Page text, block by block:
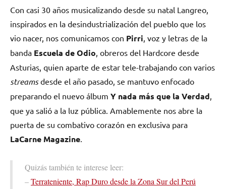
Con casi 30 años musicalizando desde su natal Langreo,
inspirados en la desindustrialización del pueblo que los
vio nacer, nos comunicamos con Pirri , voz y letras de la
banda Escuela de Odio , obreros del Hardcore desde
Asturias, quien aparte de estar tele-trabajando con varios
streamsdesde el año pasado, se mantuvo enfocado
preparando el nuevo álbum Y nada más que la Verdad
que ya salió a la luz pública. Amablemente nos abre la
puerta de su combativo corazón en exclusiva para
LaCarne Magazine
Quizás también te interese leer:
–Terrateniente, Rap Duro desde la Zona Sur del Perú